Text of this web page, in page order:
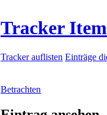
Tracker
Tracker auflisten Einträge
Betrachten